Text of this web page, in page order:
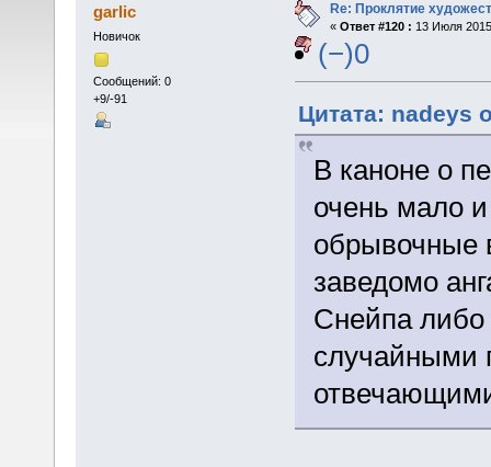
garlic
Новичок
Сообщений: 0
+9/-91
Re: Проклятие
« Ответ #120 : 13 Июля
(−)0
Цитата: nadeys
В каноне о
очень мало
обрывочные
заведомо
Снейпа
случайными